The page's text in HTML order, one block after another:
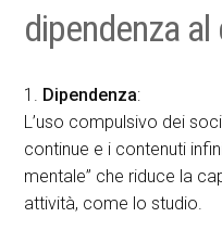
dipendenza
1. Dipendenza:
L’uso compulsivo dei
continue e i contenuti
mentale” che riduce la
attività, come lo studio.